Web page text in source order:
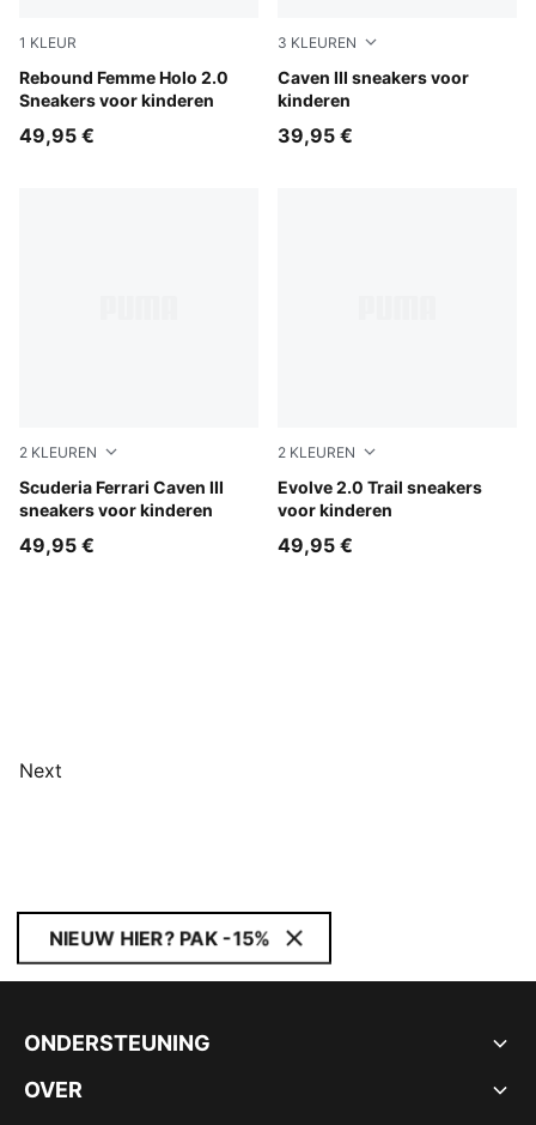
1 KLEUR
Rebound Femme Holo 2.0
Sneakers voor kinderen
PUMA White-Pink Shimmer
49,95 €
3 KLEUREN
Caven III sneakers voor
kinderen
PUMA Black-PUMA Silver
39,95 €
2 KLEUREN
Scuderia Ferrari Caven III
sneakers voor kinderen
PUMA Black-PUMA White-Rosso Corsa
49,95 €
2 KLEUREN
Evolve 2.0 Trail sneakers
voor kinderen
Powder Pink-Blue Guppy-
49,95 €
Next
NIEUW HIER? PAK -15%
ONDERSTEUNING
OVER